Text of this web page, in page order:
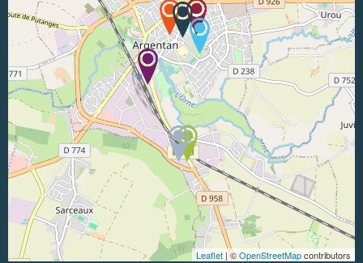
Leaflet | ©OpenStreetMapcontributors